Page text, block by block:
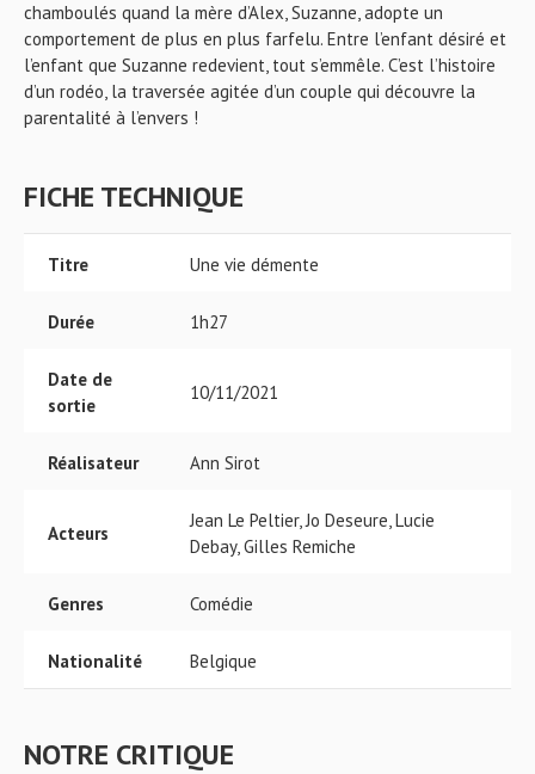
chamboulés quand la mère d’Alex, Suzanne, adopte un
comportement de plus en plus farfelu. Entre l’enfant désiré et
l’enfant que Suzanne redevient, tout s’emmêle. C’est l’histoire
d’un rodéo, la traversée agitée d’un couple qui découvre la
parentalité à l’envers !
FICHE TECHNIQUE
Titre Une vie démente
Durée 1h27
Date de
sortie
10/11/2021
Réalisateur Ann Sirot
Acteurs
Jean Le Peltier, Jo Deseure, Lucie
Debay, Gilles Remiche
Genres Comédie
Nationalité Belgique
NOTRE CRITIQUE